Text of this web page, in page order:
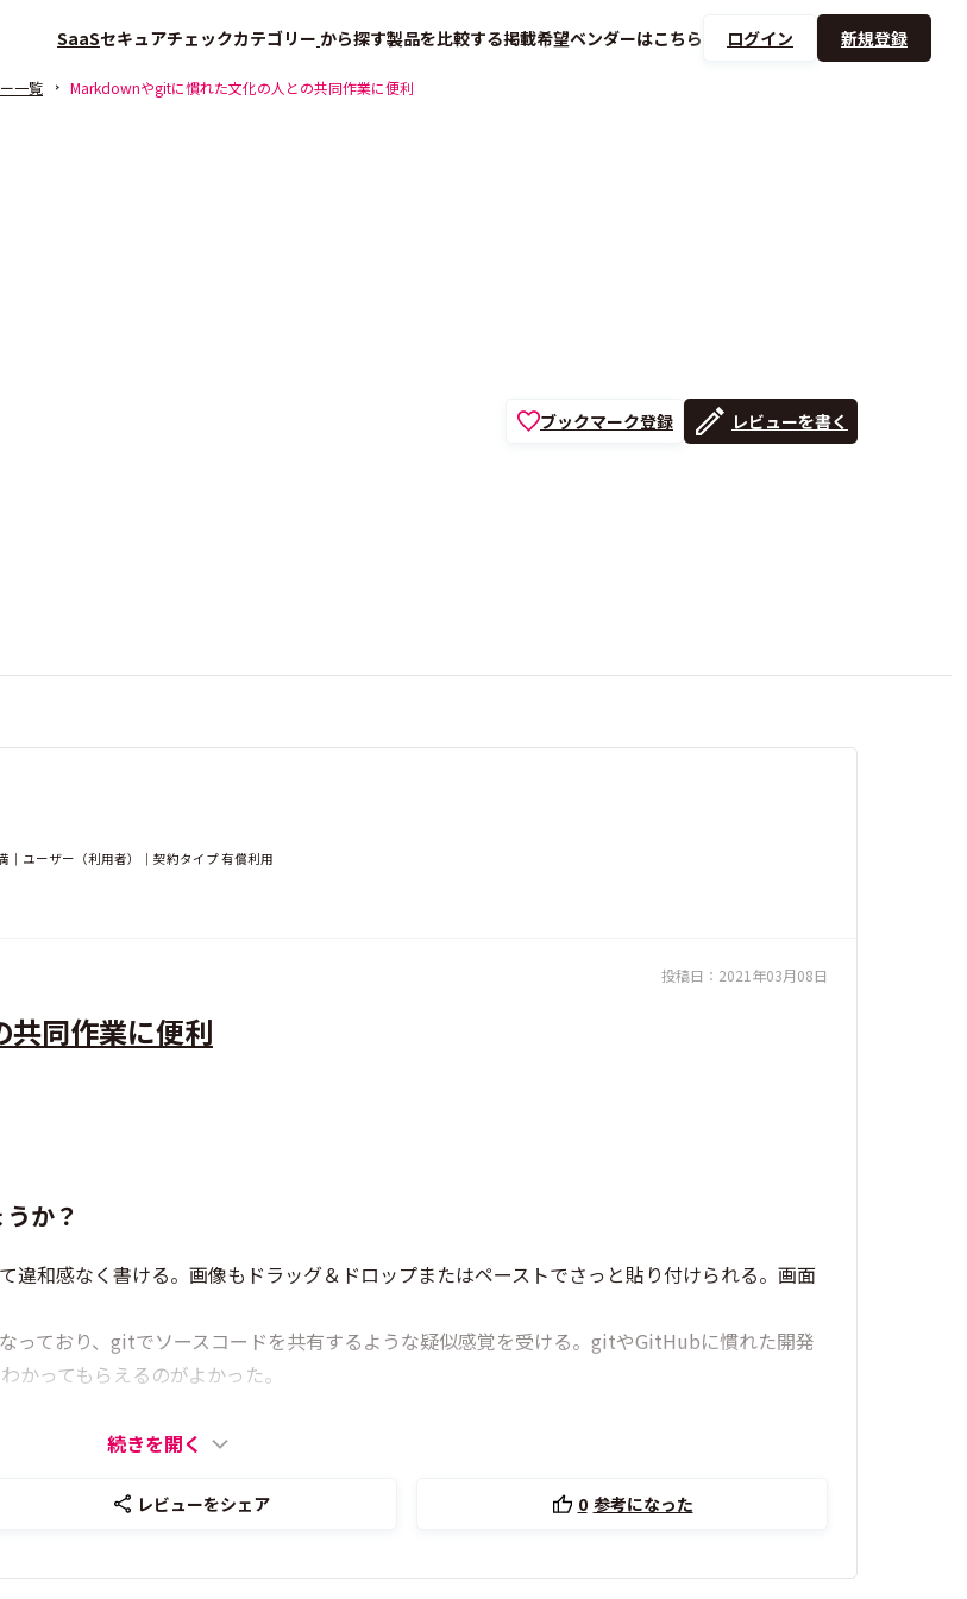
SaaSセキュアチェックカテゴリー から探す製品を比較する掲載希望ベンダーはこちら ログイン 新規登録
一覧 Markdownやgitに慣れた文化の人との共同作業に便利
ブックマーク登録 レビューを書く
｜ユーザー（利用者）｜契約タイプ 有償利用
投稿日： 2021年03月08日
同作業に便利
か？
違和感なく書ける。画像もドラッグ＆ドロップまたはペーストでさっと貼り付けられる。画面
っており、gitでソースコードを共有するような疑似感覚を受ける。gitやGitHubに慣れた開発
ってもらえるのがよかった。
続きを開く
レビューをシェア 0 参考になった